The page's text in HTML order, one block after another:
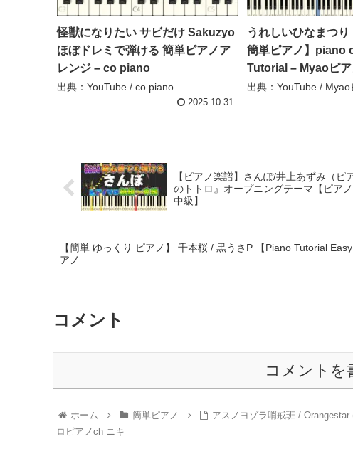
怪獣になりたい サビだけ Sakuzyo
ほぼドレミで弾ける 簡単ピアノア
レンジ – co piano
出典：YouTube / co piano
2025.10.31
うれしいひなまつ
簡単ピアノ】piano
Tutorial – Myaoピア
出典：YouTube / Myao
【ピアノ楽譜】さんぽ/井上あずみ（
のトトロ』オープニングテーマ【ピア
中級】
【簡単 ゆっくり ピアノ】 千本桜 / 黒うさP 【Piano Tutorial
アノ
コメント
コメントを
ホーム 簡単ピアノ
アスノヨゾラ哨戒班 /
ロピアノch ニキ